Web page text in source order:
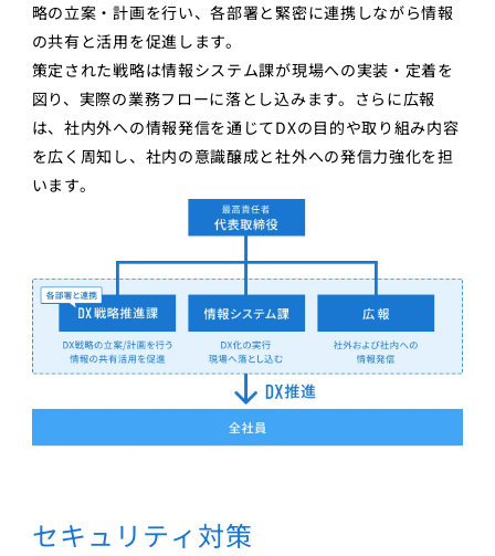
略の立案・計画を行い、各部署と緊密に連携しながら情報
の共有と活用を促進します。
策定された戦略は情報システム課が現場への実装・定着を
図り、実際の業務フローに落とし込みます。さらに広報
は、社内外への情報発信を通じてDXの目的や取り組み内容
を広く周知し、社内の意識醸成と社外への発信力強化を担
います。
セキュリティ対策